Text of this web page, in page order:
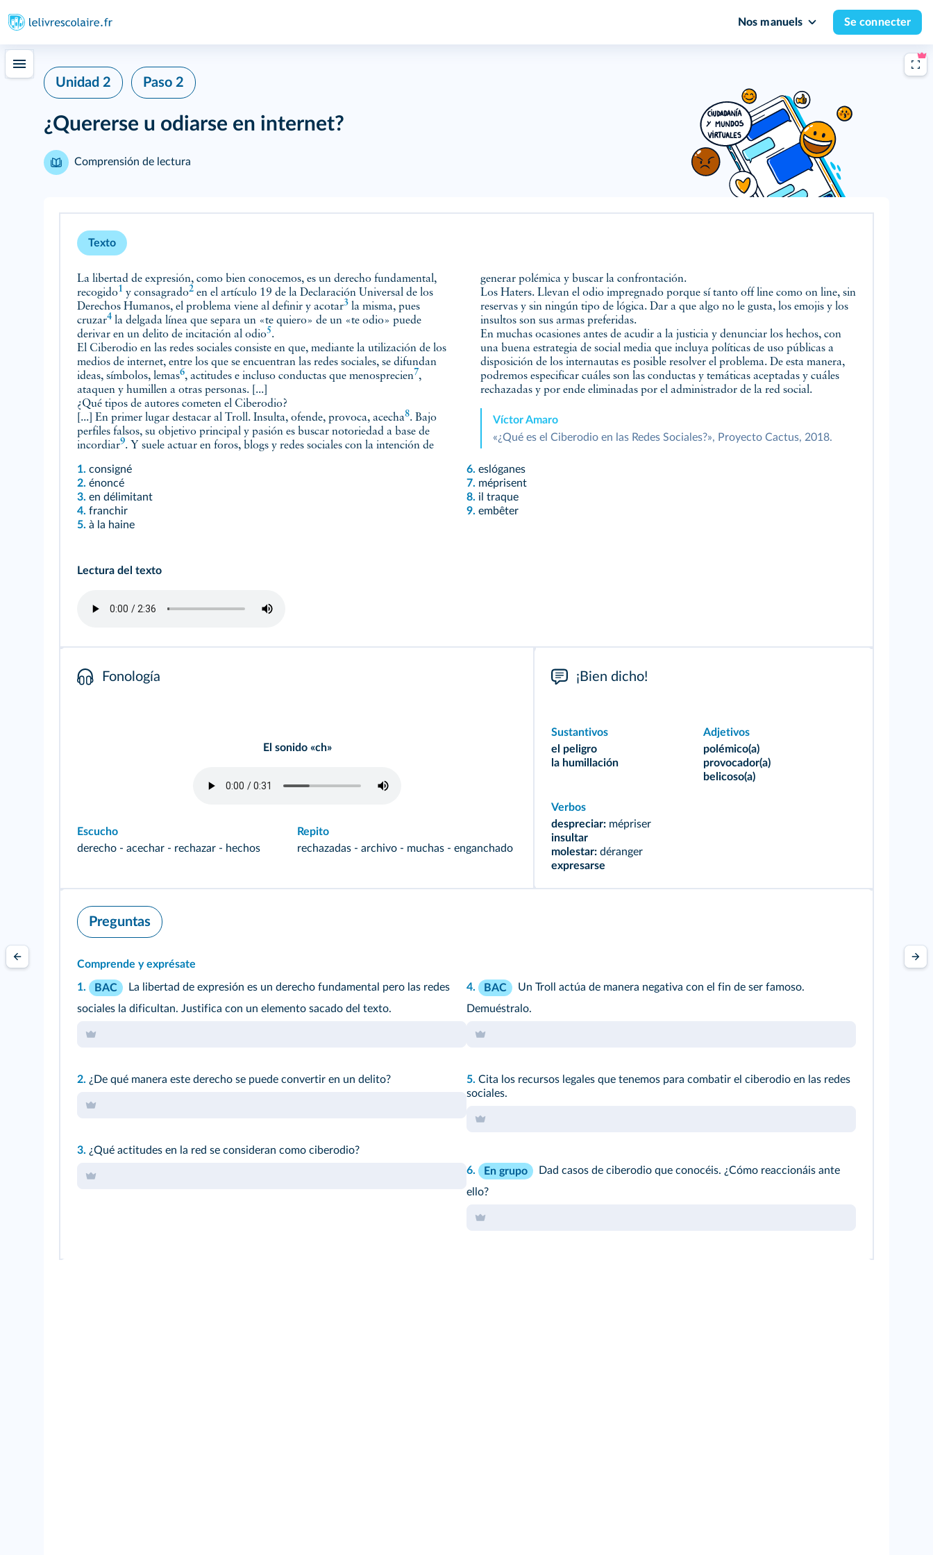
Nos manuels Se connecter
Unidad 2 Paso 2
¿Quererse u odiarse en internet?
Comprensión de lectura
Texto
La libertad de expresión, como bien conocemos, es un derecho fundamental,
recogido1 y consagrado2 en el artículo 19 de la Declaración Universal de los
Derechos Humanos, el problema viene al definir y acotar3 la misma, pues
cruzar4 la delgada línea que separa un «te quiero» de un «te odio» puede
derivar en un delito de incitación al odio5.
El Ciberodio en las redes sociales consiste en que, mediante la utilización de los
medios de internet, entre los que se encuentran las redes sociales, se difundan
ideas, símbolos, lemas6, actitudes e incluso conductas que menosprecien7,
ataquen y humillen a otras personas. [...]
¿Qué tipos de autores cometen el Ciberodio?
[...] En primer lugar destacar al Troll. Insulta, ofende, provoca, acecha8. Bajo
perfiles falsos, su objetivo principal y pasión es buscar notoriedad a base de
incordiar9. Y suele actuar en foros, blogs y redes sociales con la intención de
generar polémica y buscar la confrontación.
Los Haters. Llevan el odio impregnado porque sí tanto off line como on line, sin
reservas y sin ningún tipo de lógica. Dar a que algo no le gusta, los emojis y los
insultos son sus armas preferidas.
En muchas ocasiones antes de acudir a la justicia y denunciar los hechos, con
una buena estrategia de social media que incluya políticas de uso públicas a
disposición de los internautas es posible resolver el problema. De esta manera,
podremos especificar cuáles son las conductas y temáticas aceptadas y cuáles
rechazadas y por ende eliminadas por el administrador de la red social.
Víctor Amaro
«¿Qué es el Ciberodio en las Redes Sociales?», Proyecto Cactus, 2018.
1. consigné
2. énoncé
3. en délimitant
4. franchir
5. à la haine
6. eslóganes
7. méprisent
8. il traque
9. embêter
Lectura del texto
Fonología
El sonido «ch»
Escucho
derecho - acechar - rechazar - hechos
Repito
rechazadas - archivo - muchas - enganchado
¡Bien dicho!
Sustantivos
el peligro
la humillación
Adjetivos
polémico(a)
provocador(a)
belicoso(a)
Verbos
despreciar:mépriser
insultar
molestar:déranger
expresarse
Preguntas
Comprende y exprésate
1. BAC
La libertad de expresión es un derecho fundamental pero las redes
sociales la dificultan. Justifica con un elemento sacado del texto.
2. ¿De qué manera este derecho se puede convertir en un delito?
3. ¿Qué actitudes en la red se consideran como ciberodio?
4. BAC
Un Troll actúa de manera negativa con el fin de ser famoso.
Demuéstralo.
5. Cita los recursos legales que tenemos para combatir el ciberodio en las redes
sociales.
6. En grupo
Dad casos de ciberodio que conocéis. ¿Cómo reaccionáis ante
ello?